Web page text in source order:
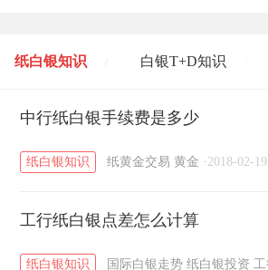
纸白银知识 白银T+D知识
黄金T+D知识 / 粤贵银知识
中行纸白银手续费是多少
纸白银知识 纸黄金交易 黄金 · 2018-02-19
工行纸白银点差怎么计算
纸白银知识 国际白银走势 纸白银投资